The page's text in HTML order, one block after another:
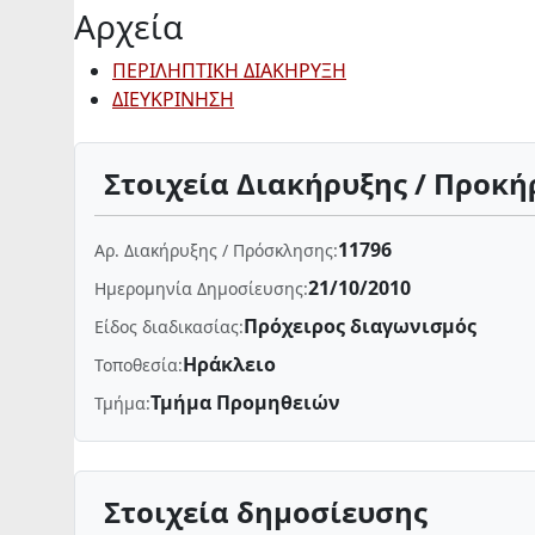
Αρχεία
ΠΕΡΙΛΗΠΤΙΚΗ ΔΙΑΚΗΡΥΞΗ
ΔΙΕΥΚΡΙΝΗΣΗ
Στοιχεία Διακήρυξης /
Αρ. Διακήρυξης / Πρόσκλησης:11796
Ημερομηνία Δημοσίευσης:21/10/2010
Είδος διαδικασίας:Πρόχειρος διαγωνισμός
Τοποθεσία:Ηράκλειο
Τμήμα:Τμήμα Προμηθειών
Στοιχεία δημοσίευσης